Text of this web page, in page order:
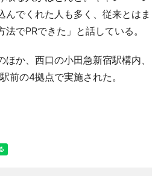
んでくれた人も多く、従来とはま
でPRできた」と話している。
か、西口の小田急新宿駅構内、
前の4拠点で実施された。